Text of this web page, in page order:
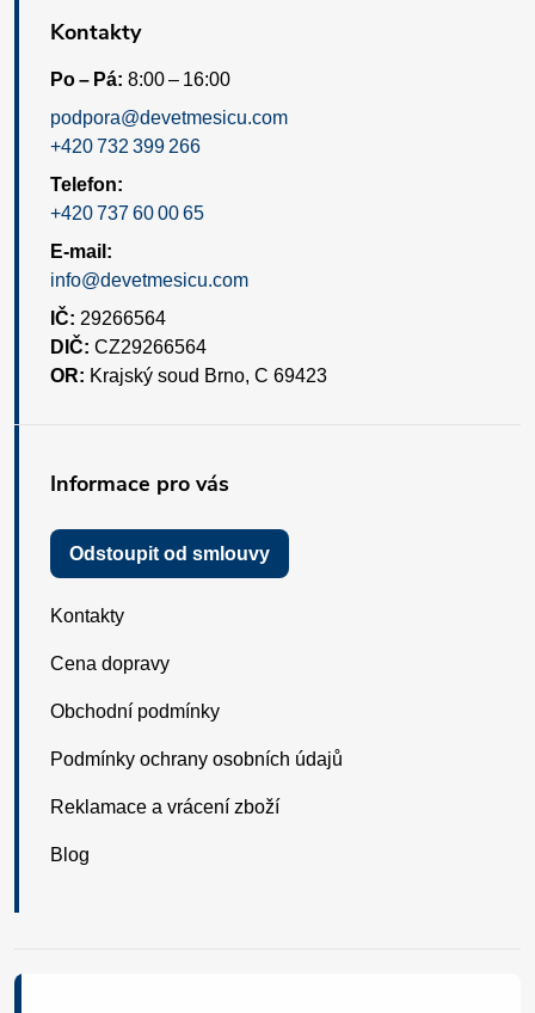
Kontakty
Po – Pá: 8:00 – 16:00
podpora@devetmesicu.com
+420 732 399 266
Telefon:
+420 737 60 00 65
E-mail:
info@devetmesicu.com
IČ: 29266564
DIČ: CZ29266564
OR: Krajský soud Brno, C 69423
Informace pro vás
Odstoupit od smlouvy
Kontakty
Cena dopravy
Obchodní podmínky
Podmínky ochrany osobních údajů
Reklamace a vrácení zboží
Blog